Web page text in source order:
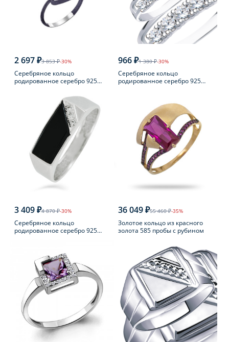
2 697 ₽3 853 ₽-30%
Серебряное кольцо
родированное серебро 925
966 ₽1 380 ₽-30%
Серебряное кольцо
родированное серебро 925
3 409 ₽4 870 ₽-30%
Серебряное кольцо
родированное серебро 925
36 049 ₽55 460 ₽-35%
Золотое кольцо из красного
золота 585 пробы с рубином